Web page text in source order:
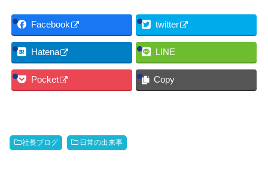
Facebook twitter
Hatena LINE
Pocket Copy
社長ブログ 日常の出来事